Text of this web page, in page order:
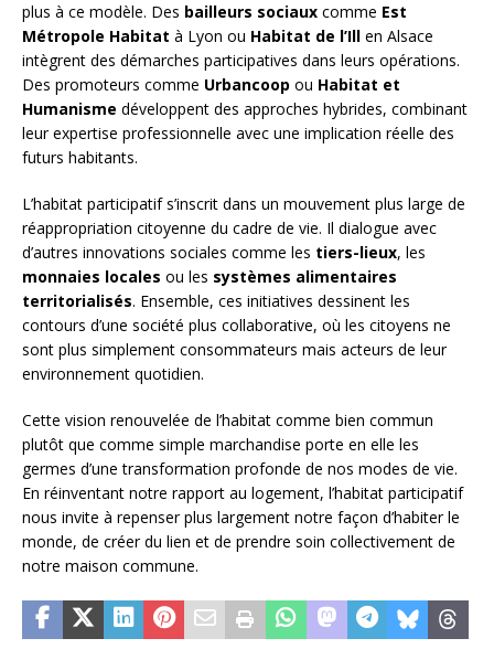
plus à ce modèle. Des bailleurs sociaux comme Est
Métropole Habitat à Lyon ou Habitat de l’Ill en Alsace
intègrent des démarches participatives dans leurs opérations.
Des promoteurs comme Urbancoop ou Habitat et
Humanisme développent des approches hybrides, combinant
leur expertise professionnelle avec une implication réelle des
futurs habitants.
L’habitat participatif s’inscrit dans un mouvement plus large de
réappropriation citoyenne du cadre de vie. Il dialogue avec
d’autres innovations sociales comme les tiers-lieux, les
monnaies locales ou les systèmes alimentaires
territorialisés. Ensemble, ces initiatives dessinent les
contours d’une société plus collaborative, où les citoyens ne
sont plus simplement consommateurs mais acteurs de leur
environnement quotidien.
Cette vision renouvelée de l’habitat comme bien commun
plutôt que comme simple marchandise porte en elle les
germes d’une transformation profonde de nos modes de vie.
En réinventant notre rapport au logement, l’habitat participatif
nous invite à repenser plus largement notre façon d’habiter le
monde, de créer du lien et de prendre soin collectivement de
notre maison commune.